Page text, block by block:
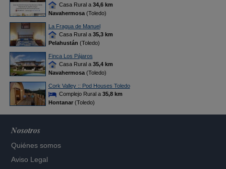
Casa Rural a 34,6 km
Navahermosa(Toledo)
La Fragua de Manuel
Casa Rural a 35,3 km
Pelahustán (Toledo)
Finca Los Pájaros
Casa Rural a 35,4 km
Navahermosa(Toledo)
Cork Valley :: Pod Houses Toledo
Complejo Rural a 35,8 km
Hontanar(Toledo)
Nosotros
Quiénes somos
Aviso Legal